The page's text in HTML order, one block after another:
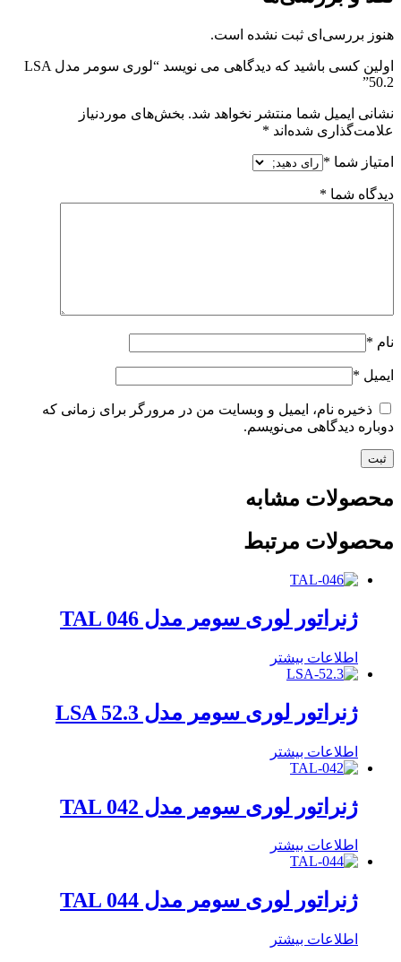
هنوز بررسی‌ای ثبت نشده است.
اولین کسی باشید که دیدگاهی می نویسد “لوری سومر مدل LSA
50.2”
نشانی ایمیل شما منتشر نخواهد شد. بخش‌های موردنیاز
علامت‌گذاری شده‌اند *
امتیاز شما *
دیدگاه شما *
نام *
ایمیل *
ذخیره نام، ایمیل و وبسایت من در مرورگر برای زمانی که
دوباره دیدگاهی می‌نویسم.
محصولات مشابه
محصولات مرتبط
ژنراتور لوری سومر مدل TAL 046
اطلاعات بیشتر
ژنراتور لوری سومر مدل LSA 52.3
اطلاعات بیشتر
ژنراتور لوری سومر مدل TAL 042
اطلاعات بیشتر
ژنراتور لوری سومر مدل TAL 044
اطلاعات بیشتر